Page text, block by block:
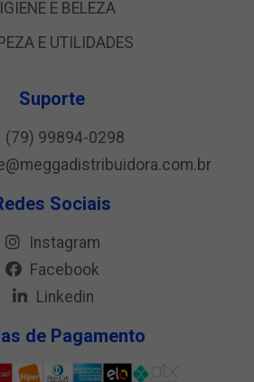
E BELEZA
E UTILIDADES
Suporte
(79) 99894-0298
Sociais
Instagram
Facebook
Linkedin
de Pagamento